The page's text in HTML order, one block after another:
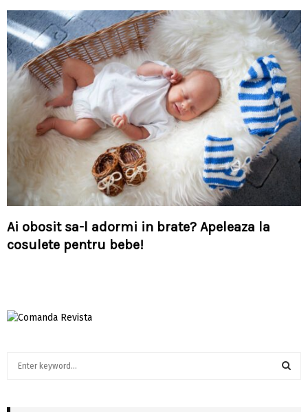
Ai obosit sa-l adormi in brate? Apeleaza la
cosulete pentru bebe!